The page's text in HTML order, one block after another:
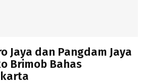
Jaya dan Pangdam Jaya
Brimob Bahas